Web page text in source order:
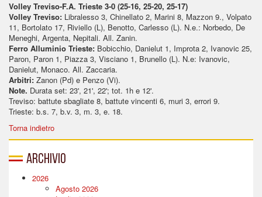
Volley Treviso-F.A. Trieste 3-0 (25-16, 25-20, 25-17)
Volley Treviso: Libralesso 3, Chinellato 2, Marini 8, Mazzon 9., Volpato
11, Bortolato 17, Riviello (L), Benotto, Carlesso (L). N.e.: Norbedo, De
Meneghi, Argenta, Nepitali. All. Zanin.
Ferro Alluminio Trieste: Bobicchio, Danielut 1, Improta 2, Ivanovic 25,
Paron, Paron 1, Piazza 3, Visciano 1, Brunello (L). N.e: Ivanovic,
Danielut, Monaco. All. Zaccaria.
Arbitri: Zanon (Pd) e Penzo (Vi).
Note. Durata set: 23', 21', 22'; tot. 1h e 12'.
Treviso: battute sbagliate 8, battute vincenti 6, muri 3, errori 9.
Trieste: b.s. 7, b.v. 3, m. 3, e. 18.
Torna indietro
Archivio
2026
Agosto 2026